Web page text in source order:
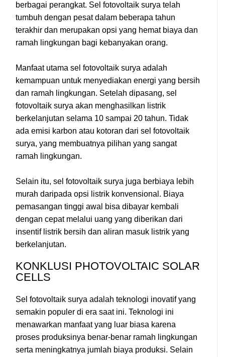
berbagai perangkat. Sel fotovoltaik surya telah
tumbuh dengan pesat dalam beberapa tahun
terakhir dan merupakan opsi yang hemat biaya dan
ramah lingkungan bagi kebanyakan orang.
Manfaat utama sel fotovoltaik surya adalah
kemampuan untuk menyediakan energi yang bersih
dan ramah lingkungan. Setelah dipasang, sel
fotovoltaik surya akan menghasilkan listrik
berkelanjutan selama 10 sampai 20 tahun. Tidak
ada emisi karbon atau kotoran dari sel fotovoltaik
surya, yang membuatnya pilihan yang sangat
ramah lingkungan.
Selain itu, sel fotovoltaik surya juga berbiaya lebih
murah daripada opsi listrik konvensional. Biaya
pemasangan tinggi awal bisa dibayar kembali
dengan cepat melalui uang yang diberikan dari
insentif listrik bersih dan aliran masuk listrik yang
berkelanjutan.
KONKLUSI PHOTOVOLTAIC SOLAR
CELLS
Sel fotovoltaik surya adalah teknologi inovatif yang
semakin populer di era saat ini. Teknologi ini
menawarkan manfaat yang luar biasa karena
proses produksinya benar-benar ramah lingkungan
serta meningkatnya jumlah biaya produksi. Selain